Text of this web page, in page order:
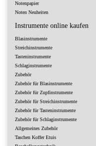
Notenpapier
Noten Neuheiten
Instrumente online kaufen
Blasinstrumente
Streichinstrumente
Tasteninstrumente
Schlaginstrumente
Zubehör
Zubehör für Blasinstrumente
Zubehör für Zupfinstrumente
Zubehör für Streichinstrumente
Zubehör für Tasteninstrumente
Zubehör für Schlaginstrumente
Allgemeines Zubehör
Taschen Koffer Etuis